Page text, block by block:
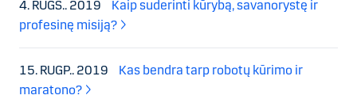
4. RUGS.. 2019
Kaip suderinti kūrybą, savanorystę ir
profesinę misiją?
15. RUGP.. 2019
Kas bendra tarp robotų kūrimo ir
maratono?